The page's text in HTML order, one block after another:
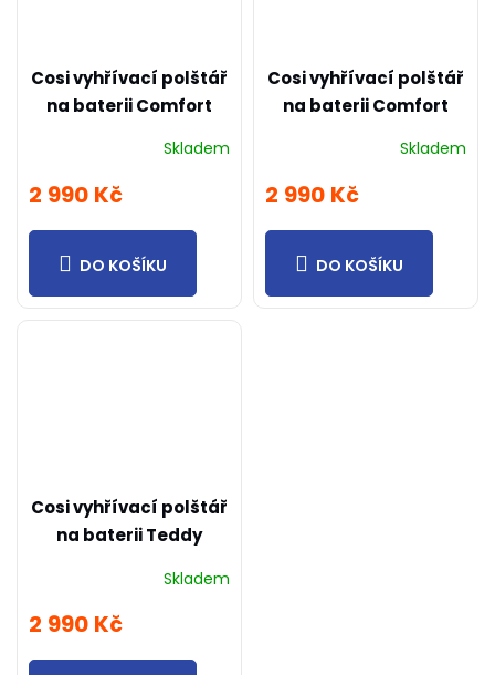
Cosi vyhřívací polštář
na baterii Comfort
Skladem
2 990 Kč
DO KOŠÍKU
Cosi vyhřívací polštář
na baterii Comfort
Skladem
2 990 Kč
DO KOŠÍKU
Cosi vyhřívací polštář
na baterii Teddy
Skladem
2 990 Kč